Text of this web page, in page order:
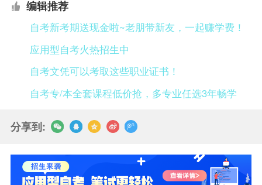
编辑推荐
自考新考期送现金啦~老朋带新友，一起赚学费！
应用型自考火热招生中
自考文凭可以考取这些职业证书！
自考专/本全套课程低价抢，多专业任选3年畅学
分享到: